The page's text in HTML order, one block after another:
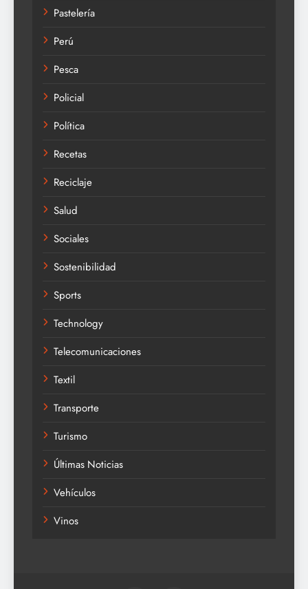
Pastelería
Perú
Pesca
Policial
Política
Recetas
Reciclaje
Salud
Sociales
Sostenibilidad
Sports
Technology
Telecomunicaciones
Textil
Transporte
Turismo
Últimas Noticias
Vehículos
Vinos